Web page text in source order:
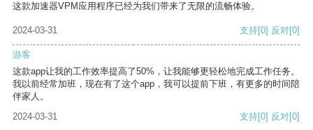
这款加速器VPM应用程序已经为我们带来了无限的流畅体验。
2024-03-31 支持[0] 反对[0]
游客
这款app让我的工作效率提高了50%，让我能够更轻松地完成工作任务。
我以前经常加班，现在有了这个app，我可以提前下班，有更多的时间陪
伴家人。
2024-03-31
支持[0] 反对[0]